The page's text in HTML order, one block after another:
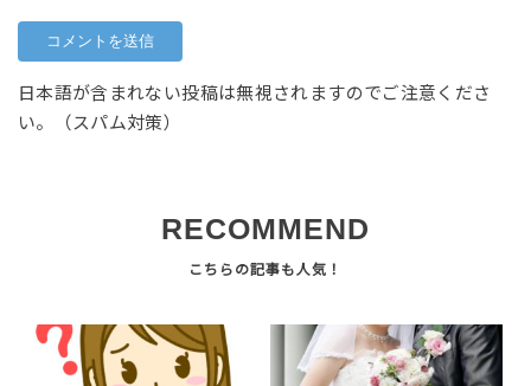
日本語が含まれない投稿は無視されますのでご注意くださ
い。（スパム対策）
RECOMMEND